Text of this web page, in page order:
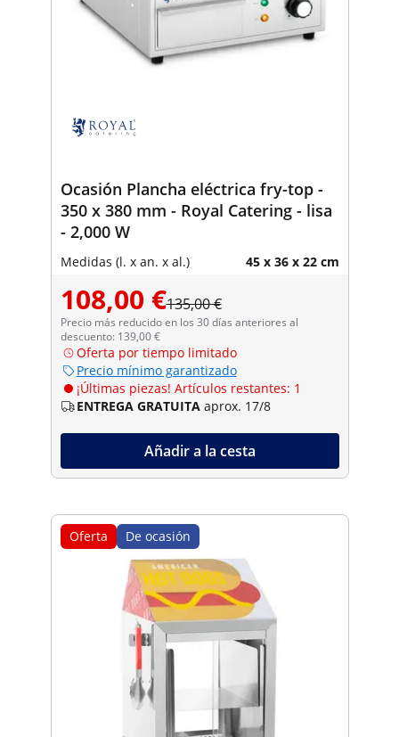
Ocasión Plancha eléctrica fry-top -
350 x 380 mm - Royal Catering - lisa
- 2,000 W
Medidas (l. x an. x al.) 45 x 36 x 22 cm
108,00 €135,00 €
Precio más reducido en los 30 días anteriores al
descuento: 139,00 €
Oferta por tiempo limitado
Precio mínimo garantizado
¡Últimas piezas! Artículos restantes: 1
ENTREGA GRATUITA aprox. 17/8
Añadir a la cesta
Oferta De ocasión